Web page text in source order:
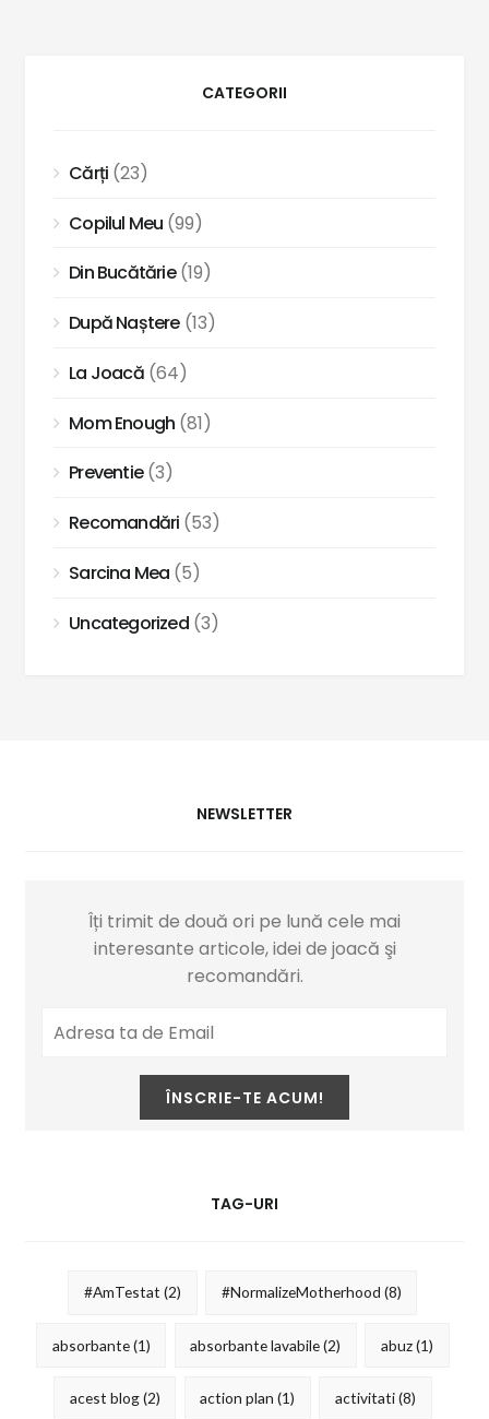
CATEGORII
Cărți (23)
Copilul Meu (99)
Din Bucătărie(19)
După Naștere(13)
La Joacă(64)
Mom Enough (81)
Preventie(3)
Recomandări (53)
Sarcina Mea (5)
Uncategorized(3)
NEWSLETTER
Îți trimit de două ori pe lună cele mai
interesante articole, idei de joacă şi
recomandări.
TAG-URI
#AmTestat (2) #NormalizeMotherhood (8)
absorbante(1) absorbante lavabile(2) abuz(1)
acest blog(2) action plan (1) activitati(8)